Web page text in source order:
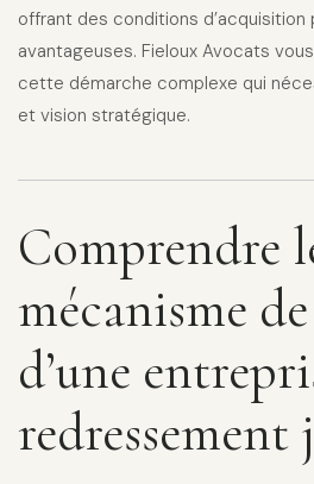
offrant des conditions
avantageuses. Fieloux Avocats
cette démarche complexe qui
et vision stratégique.
Comprendre
mécanisme
d’une